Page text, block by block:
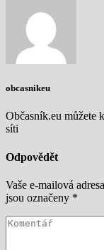
obcasnikeu
Občasník.eu můžete
síti
Odpovědět
Vaše e-mailová
jsou označeny *